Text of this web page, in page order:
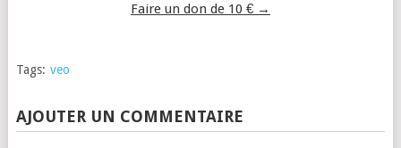
Faire un don de 10 € →
Tags: veo
AJOUTER UN COMMENTAIRE